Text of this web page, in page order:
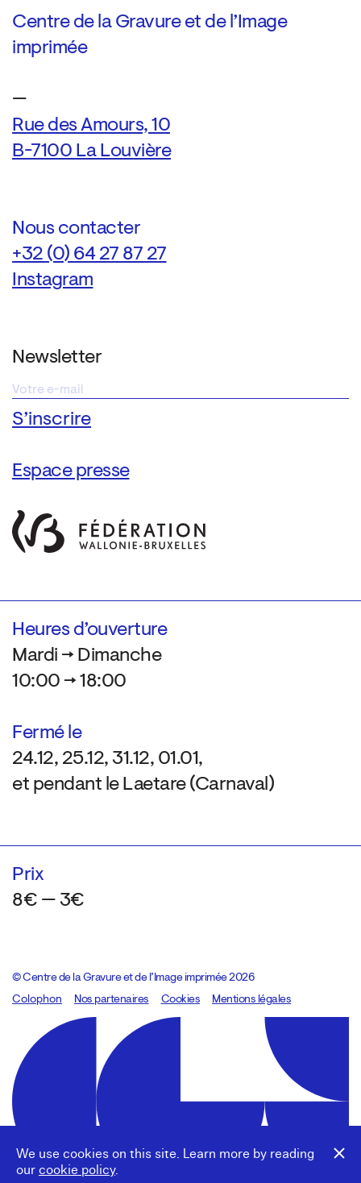
We use cookies on this site. Learn more by reading
our cookie policy.
Centre de la Gravure et de l’Image
imprimée
—
Rue des Amours, 10
B-7100 La Louvière
Nous contacter
+32 (0) 64 27 87 27
Instagram
Newsletter
Espace presse
Heures d’ouverture
Mardi → Dimanche
10:00 → 18:00
Fermé le
24.12, 25.12, 31.12, 01.01,
et pendant le Laetare (Carnaval)
Prix
8€ — 3€
© Centre de la Gravure et de l’Image imprimée 2026
Colophon
Design:Marcel Kaczmarek, code:8080.studio
Nos partenaires Cookies Mentions légales